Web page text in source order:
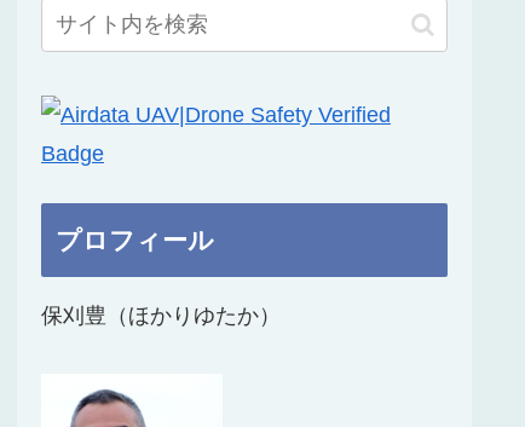
プロフィール
保刈豊（ほかりゆたか）